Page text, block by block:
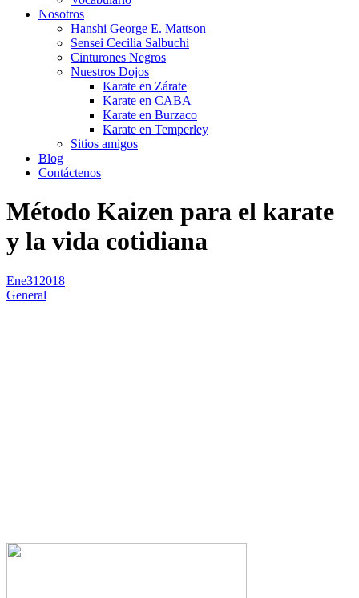
Nosotros
Hanshi George E. Mattson
Sensei Cecilia Salbuchi
Cinturones Negros
Nuestros Dojos
Karate en Zárate
Karate en CABA
Karate en Burzaco
Karate en Temperley
Sitios amigos
Blog
Contáctenos
Método Kaizen para el karate
y la vida cotidiana
Ene31 2018
General